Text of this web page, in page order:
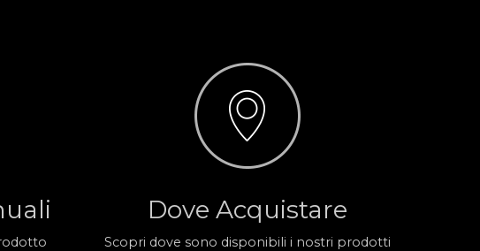
Dove Acquistare
Scopri dove sono disponibili i nostri prodotti